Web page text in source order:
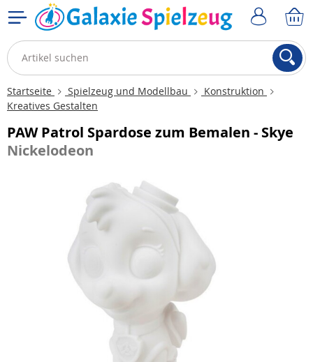
Startseite Spielzeug und Modellbau
Konstruktion
Kreatives Gestalten
PAW Patrol Spardose zum Bemalen - Skye
Nickelodeon